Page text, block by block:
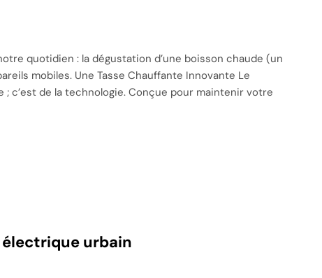
quotidien : la dégustation d’une boisson chaude (un
mobiles. Une Tasse Chauffante Innovante Le
; c’est de la technologie. Conçue pour maintenir votre
électrique urbain